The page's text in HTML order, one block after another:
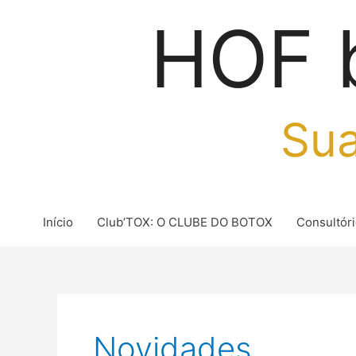
HOF
Início Club’TOX: O CLUBE DO BOTOX